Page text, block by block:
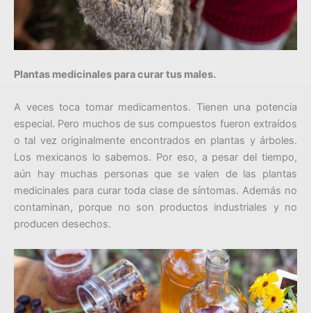
Plantas medicinales para curar tus males.
A veces toca tomar medicamentos. Tienen una potencia
especial. Pero muchos de sus compuestos fueron extraídos
o tal vez originalmente encontrados en plantas y árboles.
Los mexicanos lo sabemos. Por eso, a pesar del tiempo,
aún hay muchas personas que se valen de las plantas
medicinales para curar toda clase de síntomas. Además no
contaminan, porque no son productos industriales y no
producen desechos.